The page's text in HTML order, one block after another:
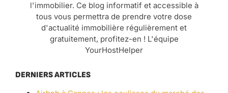
l'immobilier. Ce blog informatif et accessible à
tous vous permettra de prendre votre dose
d'actualité immobilière régulièrement et
gratuitement, profitez-en ! L'équipe
YourHostHelper
DERNIERS ARTICLES